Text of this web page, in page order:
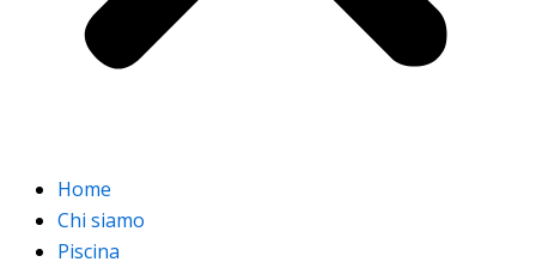
Home
Chi siamo
Piscina